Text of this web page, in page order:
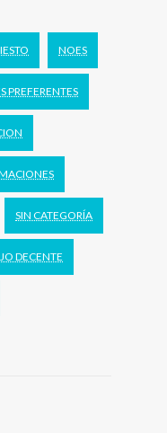
NOES
PREFERENTES
SIN CATEGORÍA
DECENTE